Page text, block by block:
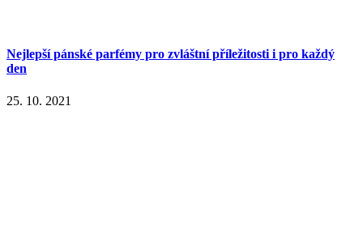
Nejlepší pánské parfémy pro zvláštní příležitosti i pro každý
den
25. 10. 2021